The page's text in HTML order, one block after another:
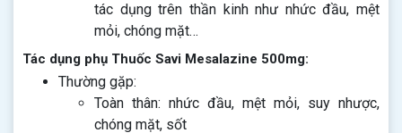
tác dụng trên thần kinh như nhức đầu, mệt
mỏi, chóng mặt…
Tác dụng phụ Thuốc Savi Mesalazine 500mg:
Thường gặp:
Toàn thân: nhức đầu, mệt mỏi, suy nhược,
chóng mặt, sốt